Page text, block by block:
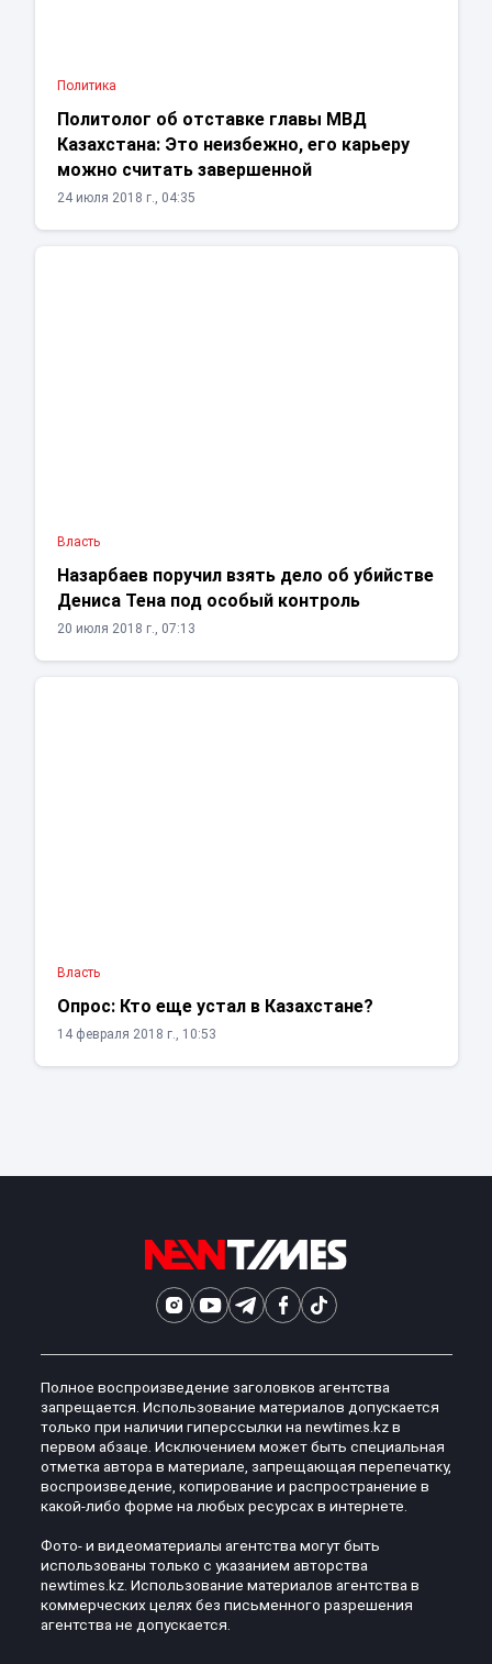
Политика
Политолог об отставке главы МВД
Казахстана: Это неизбежно, его карьеру
можно считать завершенной
24 июля 2018 г., 04:35
Власть
Назарбаев поручил взять дело об убийстве
Дениса Тена под особый контроль
20 июля 2018 г., 07:13
Власть
Опрос: Кто еще устал в Казахстане?
14 февраля 2018 г., 10:53
Полное воспроизведение заголовков агентства
запрещается. Использование материалов допускается
только при наличии гиперссылки на newtimes.kz в
первом абзаце. Исключением может быть специальная
отметка автора в материале, запрещающая перепечатку,
воспроизведение, копирование и распространение в
какой-либо форме на любых ресурсах в интернете.
Фото- и видеоматериалы агентства могут быть
использованы только с указанием авторства
newtimes.kz. Использование материалов агентства в
коммерческих целях без письменного разрешения
агентства не допускается.